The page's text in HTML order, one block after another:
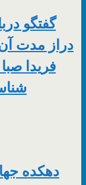
گفتگو
دراز مدت
فریدا